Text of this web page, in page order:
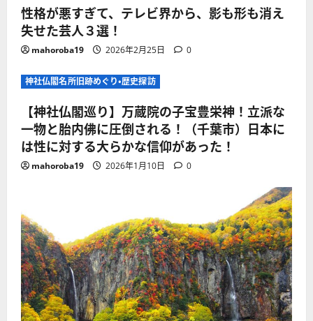
性格が悪すぎて、テレビ界から、影も形も消え
失せた芸人３選！
mahoroba19 2026年2月25日 0
神社仏閣名所旧跡めぐり・歴史探訪
【神社仏閣巡り】万蔵院の子宝豊栄神！立派な
一物と胎内佛に圧倒される！（千葉市）日本に
は性に対する大らかな信仰があった！
mahoroba19 2026年1月10日 0